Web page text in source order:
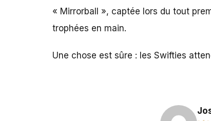
« Mirrorball », captée lors du tout
trophées en main.
Une chose est sûre : les Swifties